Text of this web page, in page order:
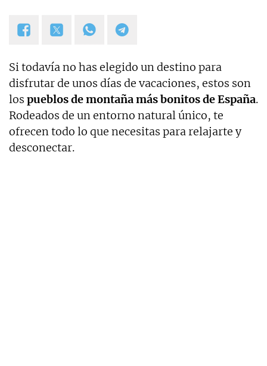
Si todavía no has elegido un destino para
disfrutar de unos días de vacaciones, estos son
los pueblos de montaña más bonitos de España.
Rodeados de un entorno natural único, te
ofrecen todo lo que necesitas para relajarte y
desconectar.